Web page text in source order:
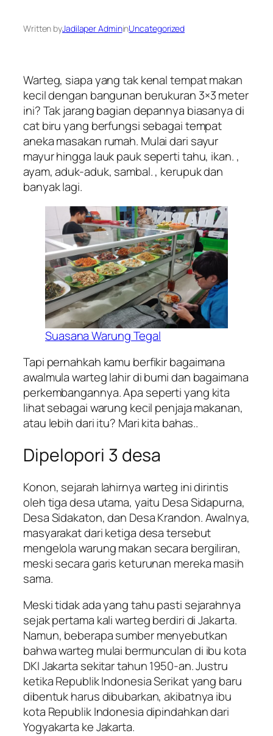
Written byJadilaper AdmininUncategorized
Warteg, siapa yang tak kenal tempat makan
kecil dengan bangunan berukuran 3×3 meter
ini? Tak jarang bagian depannya biasanya di
cat biru yang berfungsi sebagai tempat
aneka masakan rumah. Mulai dari sayur
mayur hingga lauk pauk seperti tahu, ikan. ,
ayam, aduk-aduk, sambal. , kerupuk dan
banyak lagi.
Suasana Warung Tegal
Tapi pernahkah kamu berfikir bagaimana
awalmula warteg lahir di bumi dan bagaimana
perkembangannya. Apa seperti yang kita
lihat sebagai warung kecil penjaja makanan,
atau lebih dari itu? Mari kita bahas..
Dipelopori 3 desa
Konon, sejarah lahirnya warteg ini dirintis
oleh tiga desa utama, yaitu Desa Sidapurna,
Desa Sidakaton, dan Desa Krandon. Awalnya,
masyarakat dari ketiga desa tersebut
mengelola warung makan secara bergiliran,
meski secara garis keturunan mereka masih
sama.
Meski tidak ada yang tahu pasti sejarahnya
sejak pertama kali warteg berdiri di Jakarta.
Namun, beberapa sumber menyebutkan
bahwa warteg mulai bermunculan di ibu kota
DKI Jakarta sekitar tahun 1950-an. Justru
ketika Republik Indonesia Serikat yang baru
dibentuk harus dibubarkan, akibatnya ibu
kota Republik Indonesia dipindahkan dari
Yogyakarta ke Jakarta.